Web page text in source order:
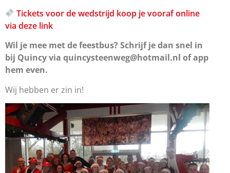
Tickets voor de wedstrijd koop je vooraf online
via deze link
Wil je mee met de feestbus? Schrijf je dan snel in
bij Quincy via quincysteenweg@hotmail.nl of app
hem even.
Wij hebben er zin in!